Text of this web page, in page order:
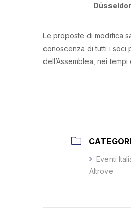
Le proposte di modifica
conoscenza di tutti i soci
dell’Assemblea, nei
Eventi
Altrove